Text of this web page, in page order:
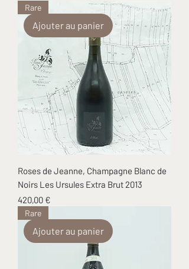
Ajouter au panier
Rare
Roses de Jeanne, Champagne Blanc de
Noirs Les Ursules Extra Brut 2013
Prix
420,00 €
Ajouter au panier
Rare